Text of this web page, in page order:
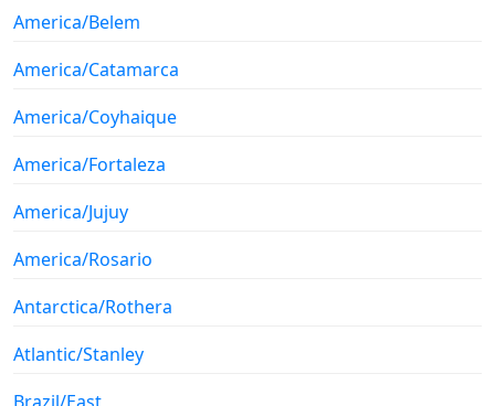
America/Belem
America/Catamarca
America/Coyhaique
America/Fortaleza
America/Jujuy
America/Rosario
Antarctica/Rothera
Atlantic/Stanley